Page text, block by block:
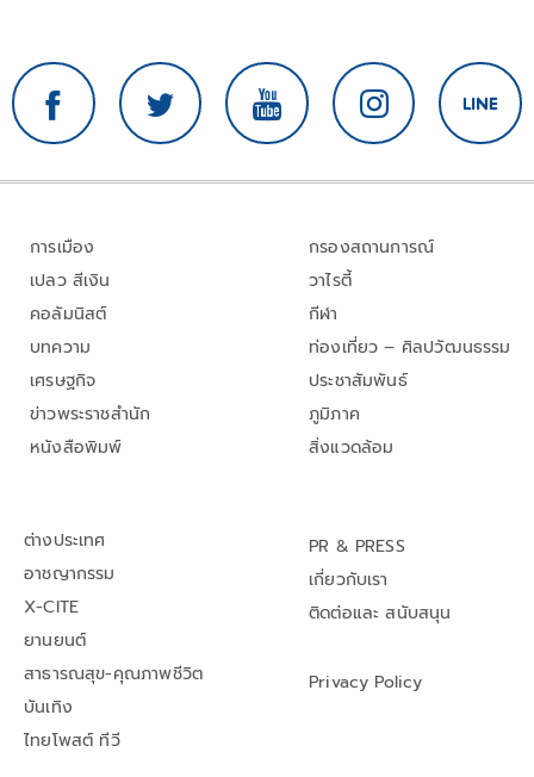
การเมือง
เปลว สีเงิน
คอลัมนิสต์
บทความ
เศรษฐกิจ
ข่าวพระราชสำนัก
หนังสือพิมพ์
กรองสถานการณ์
วาไรตี้
กีฬา
ท่องเที่ยว – ศิลปวัฒนธรรม
ประชาสัมพันธ์
ภูมิภาค
สิ่งแวดล้อม
ต่างประเทศ
อาชญากรรม
X-CITE
ยานยนต์
สาธารณสุข-คุณภาพชีวิต
บันเทิง
ไทยโพสต์ ทีวี
PR & PRESS
เกี่ยวกับเรา
ติดต่อและ สนับสนุน
Privacy Policy